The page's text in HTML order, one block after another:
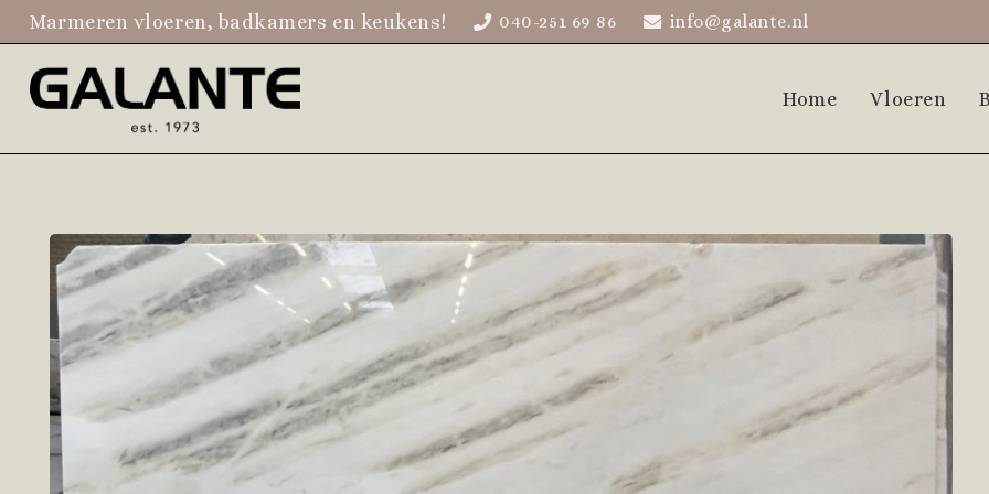
Marmeren vloeren, badkamers en keukens! 040-251 69 86 info@galante.nl
Home Vloeren